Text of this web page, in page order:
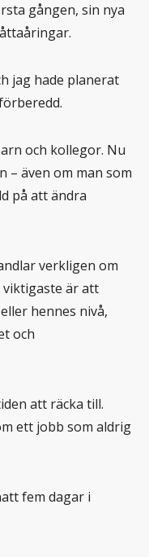
gången, sin nya
jag hade planerat
och kollegor. Nu
– även om man som
på att ändra
verkligen om
är att
hennes nivå,
och
att räcka till.
ett jobb som aldrig
fem dagar i